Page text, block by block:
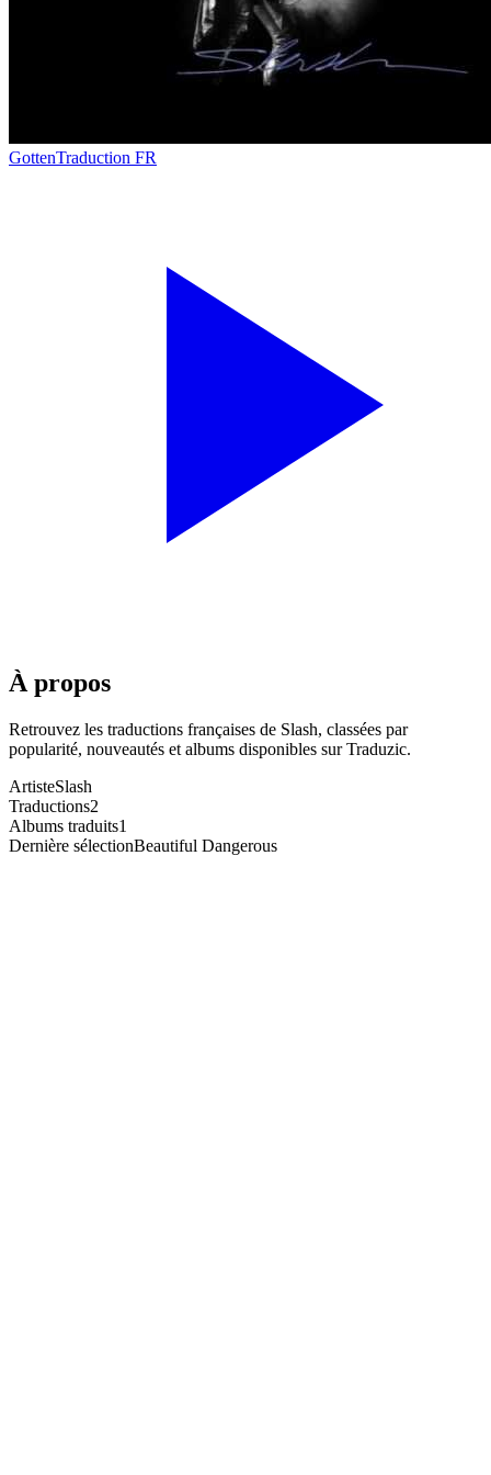
GottenTraduction FR
À propos
Retrouvez les traductions françaises de Slash, classées par
popularité, nouveautés et albums disponibles sur Traduzic.
ArtisteSlash
Traductions2
Albums traduits1
Dernière sélectionBeautiful Dangerous